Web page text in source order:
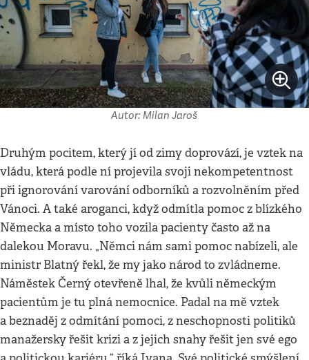
Autor: Milan Jaroš
Druhým pocitem, který jí od zimy doprovází, je vztek na
vládu, která podle ní projevila svoji nekompetentnost
při ignorování varování odborníků a rozvolněním před
Vánoci. A také aroganci, když odmítla pomoc z blízkého
Německa a místo toho vozila pacienty často až na
dalekou Moravu. „Němci nám sami pomoc nabízeli, ale
ministr Blatný řekl, že my jako národ to zvládneme.
Náměstek Černý otevřeně lhal, že kvůli německým
pacientům je tu plná nemocnice. Padal na mě vztek
a beznaděj z odmítání pomoci, z neschopnosti politiků
manažersky řešit krizi a z jejich snahy řešit jen své ego